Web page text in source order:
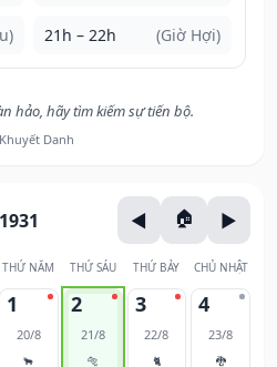
21h – 22h (Giờ Hợi)
hảo, hãy tìm kiếm sự tiến bộ.
Danh
THỨ NĂM THỨ SÁU THỨ BẢY CHỦ NHẬT
1
20/8
🐂
2
21/8
🐅
3
22/8
🐈
4
23/8
🐉